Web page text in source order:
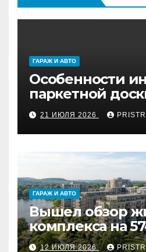
ГАРАЖ И АВТО
Особенности
паркетной
укладки
ёлкой
21 ИЮЛЯ 2026
ГАРАЖ И АВТО
Вышел обзор
комплекса на
12 ИЮЛЯ 2026